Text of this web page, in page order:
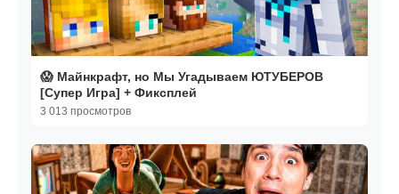
😱 Майнкрафт, но Мы Угадываем ЮТУБЕРОВ
[Супер Игра] + Фиксплей
3 013 просмотров